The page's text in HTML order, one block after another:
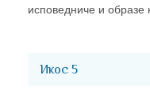
исповедниче и образе
Икос 5